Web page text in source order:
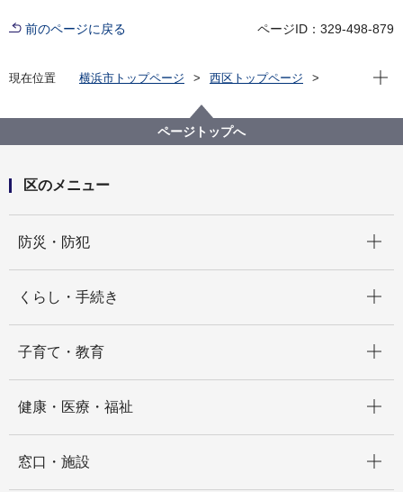
前のページに戻る ページID：329-498-879
現在位置 横浜市トップページ
西区トップページ
にしく通信！11月24日 西区制80周年記念式典を開催
現在
ページトップへ
区のメニュー
防災・防犯
くらし・手続き
子育て・教育
健康・医療・福祉
窓口・施設